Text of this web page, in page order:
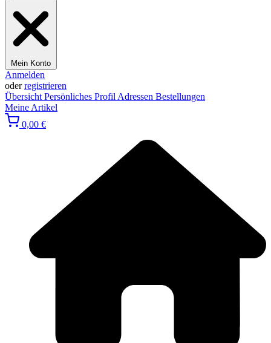
Mein Konto
Anmelden
oderregistrieren
Übersicht Persönliches Profil Adressen Bestellungen
Meine Artikel
0,00 €